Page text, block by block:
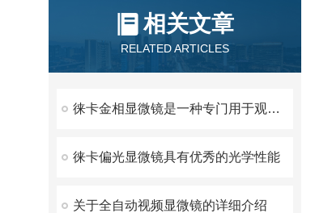
相关文章
RELATED ARTICLES
徕卡金相显微镜是一种专门用于观察金属材料微观结构的显微镜
徕卡偏光显微镜具有优秀的光学性能
关于全自动视频显微镜的详细介绍